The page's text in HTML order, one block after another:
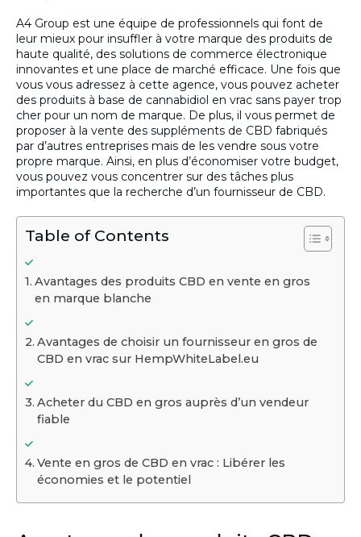
A4 Group est une équipe de professionnels qui font de
leur mieux pour insuffler à votre marque des produits de
haute qualité, des solutions de commerce électronique
innovantes et une place de marché efficace. Une fois que
vous vous adressez à cette agence, vous pouvez acheter
des produits à base de cannabidiol en vrac sans payer trop
cher pour un nom de marque. De plus, il vous permet de
proposer à la vente des suppléments de CBD fabriqués
par d’autres entreprises mais de les vendre sous votre
propre marque. Ainsi, en plus d’économiser votre budget,
vous pouvez vous concentrer sur des tâches plus
importantes que la recherche d’un fournisseur de CBD.
Table of Contents
Avantages des produits CBD en vente en gros
en marque blanche
Avantages de choisir un fournisseur en gros de
CBD en vrac sur HempWhiteLabel.eu
Acheter du CBD en gros auprès d’un vendeur
fiable
Vente en gros de CBD en vrac : Libérer les
économies et le potentiel